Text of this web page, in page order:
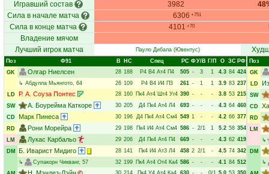
Игравший состав
3982
Сила в начале матча
6306 +751
Сила в конце матча 4101 +70
Владение мячом
Лучший игрок матча
Пауло Дибала(Ювентус)
Поз Ф91 В НC Спец РC ФУ/В Г/П О ЗС РФ
GK
Олгар Ниелсен 28 188 Р4 В4 Ат4 П4 505 - 3 1 4.3 84 424
↳ Абдулла Мьянгото, 64 26 109 Р4 В4 И4 П3 261 - 1 1 3.9 83 237
LD
Р. А. Соуза Понтес 28 160 Пк4 Ат4 Шт4 Уг4 390 - - - 3.8 53 215
SW
А. Боурейма Каткоре 30 205 Д4 Пк4 Ат4 Л4 693 - - - 4.3 64 460
CD
Марк Пинеса 30 196 Д4 Пк4 Ат4 См4 549 1 - - 4.2 66 377
RD
Рони Морейра 29 198 Пк4 И4 Ат4 См4 586 - 2/1 1 5.2 58 354
LM
Лукас Карбальо 29 206 Д4 Пк4 Ат4 П4 669 - - - 4.3 62 419
DM
Б. Иварист Мидиго 28 141 Пк4 И4 Ат3 Л4 458 2 2/1 - 4.5 74 342
↳
Супакорн Чикванг, 57 32 199 Пк4 Ат4 От4 Ка4 586 - - - 4.1 84 512
30 214 Пк4 У4 Ат4 Ка4 630 - - 0/1 5.0 53 350
Поз
GK
LD
SW
CD
RD
LM
↳
DM
↳